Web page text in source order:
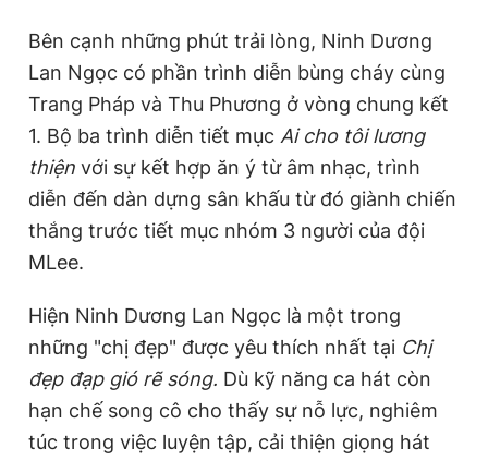
Bên cạnh những phút trải lòng, Ninh Dương
Lan Ngọc có phần trình diễn bùng cháy cùng
Trang Pháp và Thu Phương ở vòng chung kết
1. Bộ ba trình diễn tiết mục Ai cho tôi lương
thiện với sự kết hợp ăn ý từ âm nhạc, trình
diễn đến dàn dựng sân khấu từ đó giành chiến
thắng trước tiết mục nhóm 3 người của đội
MLee.
Hiện Ninh Dương Lan Ngọc là một trong
những "chị đẹp" được yêu thích nhất tại Chị
đẹp đạp gió rẽ sóng. Dù kỹ năng ca hát còn
hạn chế song cô cho thấy sự nỗ lực, nghiêm
túc trong việc luyện tập, cải thiện giọng hát